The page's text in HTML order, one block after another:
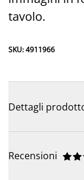
tavolo.
SKU: 4911966
Dettagli
Recensioni 

